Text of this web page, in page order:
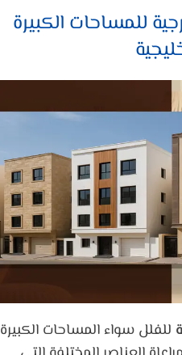
للمساحات الكبيرة
للفلل سواء المساحات الكبيرة